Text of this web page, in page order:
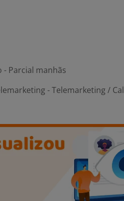
- Parcial manhãs
- Telemarketing /